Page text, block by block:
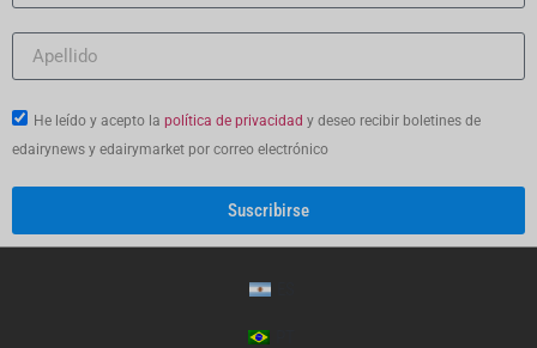
He leído y acepto la política de privacidad y deseo recibir boletines de
edairynews y edairymarket por correo electrónico
Suscribirse